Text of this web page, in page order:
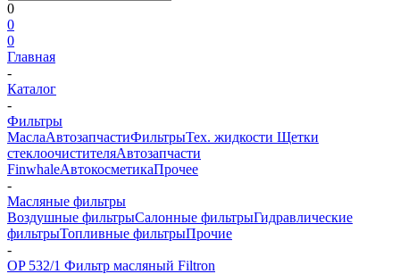
0
0
0
Главная
-
Каталог
-
Фильтры
МаслаАвтозапчастиФильтрыТех. жидкости Щетки
стеклоочистителяАвтозапчасти
FinwhaleАвтокосметикаПрочее
-
Масляные фильтры
Воздушные фильтрыСалонные фильтрыГидравлические
фильтрыТопливные фильтрыПрочие
-
OP 532/1 Фильтр масляный Filtron